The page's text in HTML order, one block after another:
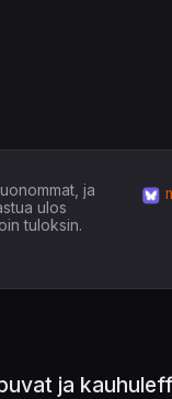
ja
ulos
tuloksin.
ja